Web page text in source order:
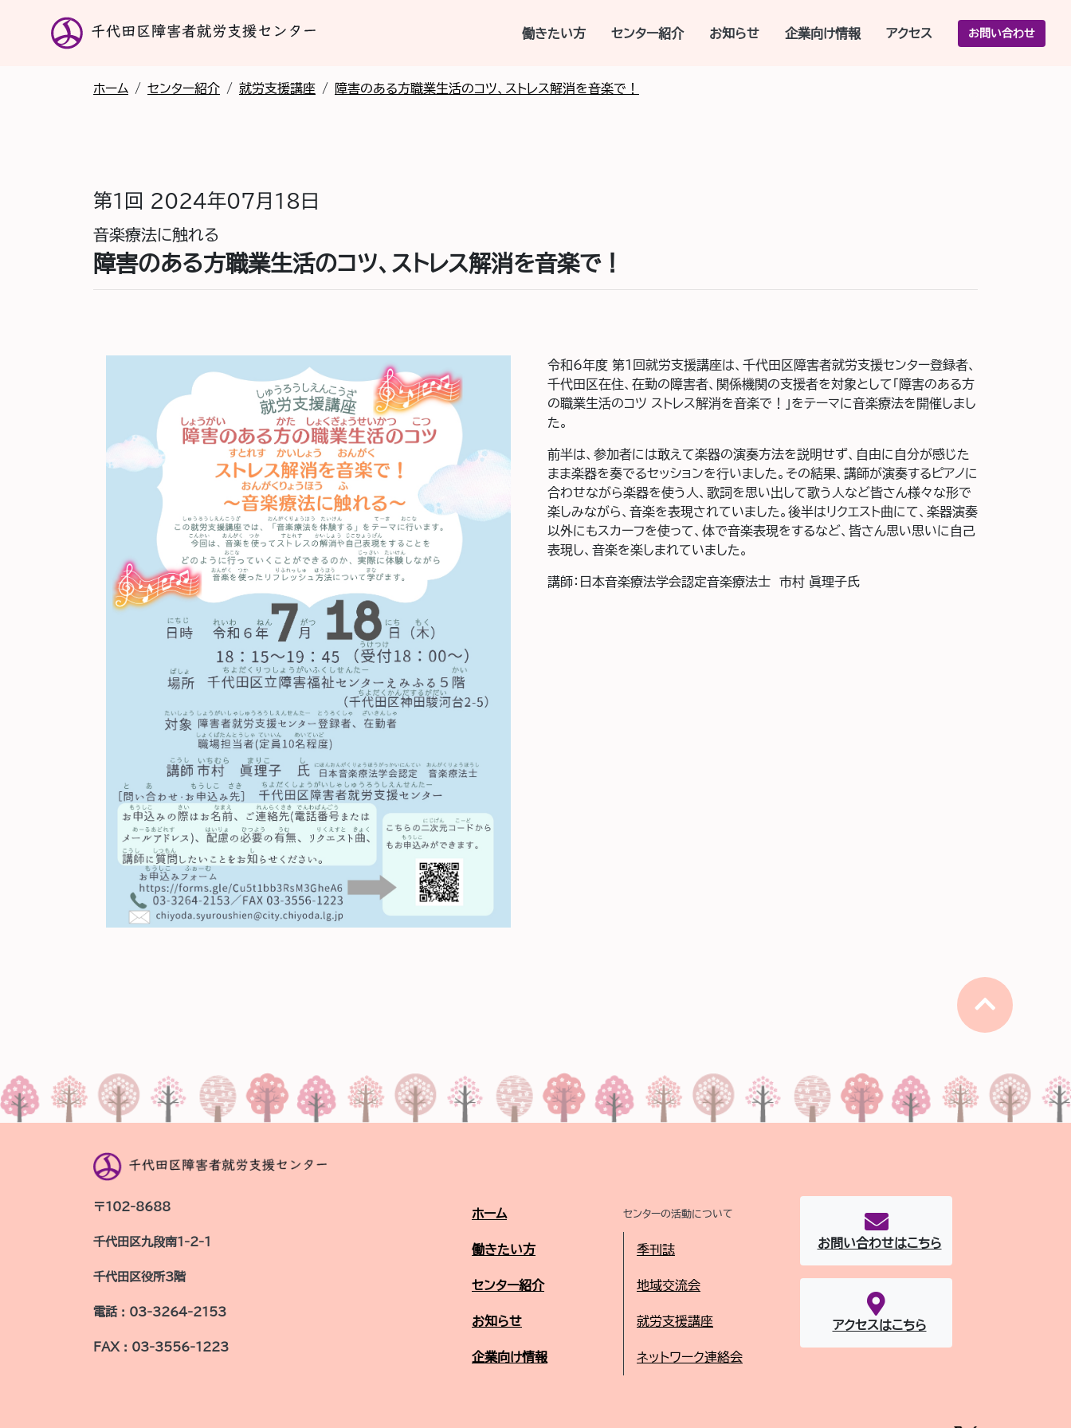
働きたい方 センター紹介 お知らせ 企業向け情報 アクセス お問い合わせ
ホーム / センター紹介 / 就労支援講座 / 障害のある方職業生活のコツ、ストレス解消を音楽で！
第1回 2024年07月18日
音楽療法に触れる
障害のある方職業生活のコツ、ストレス解消を音楽で！
令和6年度 第1回就労支援講座は、千代田区障害者就労支援センター登録者、
千代田区在住、在勤の障害者、関係機関の支援者を対象として「障害のある方
の職業生活のコツ ストレス解消を音楽で！」をテーマに音楽療法を開催しまし
た。
前半は、参加者には敢えて楽器の演奏方法を説明せず、自由に自分が感じた
まま楽器を奏でるセッションを行いました。その結果、講師が演奏するピアノに
合わせながら楽器を使う人、歌詞を思い出して歌う人など皆さん様々な形で
楽しみながら、音楽を表現されていました。後半はリクエスト曲にて、楽器演奏
以外にもスカーフを使って、体で音楽表現をするなど、皆さん思い思いに自己
表現し、音楽を楽しまれていました。
講師：日本音楽療法学会認定音楽療法士 市村 眞理子氏
〒102-8688
千代田区九段南1-2-1
千代田区役所3階
電話 : 03-3264-2153
FAX : 03-3556-1223
ホーム
働きたい方
センター紹介
お知らせ
企業向け情報
センターの活動について
季刊誌
地域交流会
就労支援講座
ネットワーク連絡会
お問い合わせはこちら
アクセスはこちら